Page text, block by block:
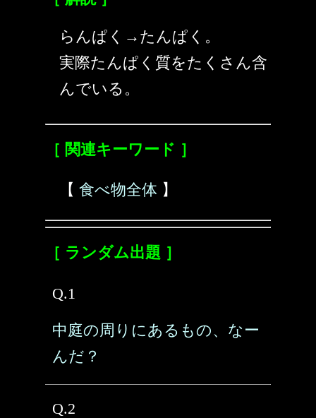
らんぱく→たんぱく。
実際たんぱく質をたくさん含
んでいる。
［ 関連キーワード ］
【 食べ物全体 】
［ ランダム出題 ］
Q.1
中庭の周りにあるもの、なー
んだ？
Q.2